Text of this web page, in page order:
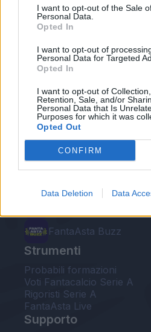
I want to opt-out of the Sale
Personal Data.
Opted In
I want to opt-out of
Personal Data for Targeted
Opted In
I want to opt-out of Collection,
Retention, Sale, and/or
Personal Data that Is
Purposes for which it was
Opted Out
CONFIRM
Data Deletion Data
Le nostre app
Fantacalcio® Serie A
EuroLeghe
FantaAsta Buzz
Strumenti
Probabili formazioni
Voti Fantacalcio Serie A
Rigoristi Serie A
FantaAsta Live
Supporto